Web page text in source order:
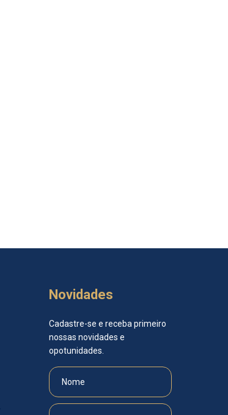
Novidades
Cadastre-se e receba primeiro
nossas novidades e
opotunidades.